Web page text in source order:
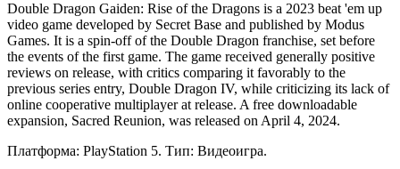
Double Dragon Gaiden: Rise of the Dragons is a 2023 beat 'em up
video game developed by Secret Base and published by Modus
Games. It is a spin-off of the Double Dragon franchise, set before
the events of the first game. The game received generally positive
reviews on release, with critics comparing it favorably to the
previous series entry, Double Dragon IV, while criticizing its lack of
online cooperative multiplayer at release. A free downloadable
expansion, Sacred Reunion, was released on April 4, 2024.
Платформа: PlayStation 5. Тип: Видеоигра.